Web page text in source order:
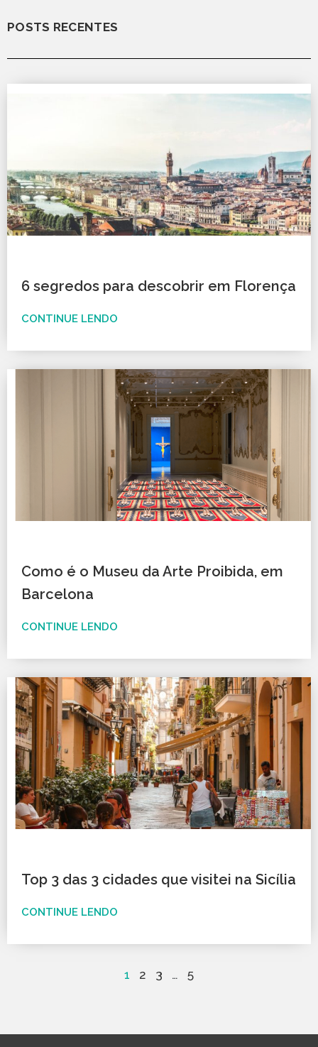
POSTS RECENTES
6 segredos para descobrir em Florença
CONTINUE LENDO
Como é o Museu da Arte Proibida, em
Barcelona
CONTINUE LENDO
Top 3 das 3 cidades que visitei na Sicília
CONTINUE LENDO
1 2 3 … 5